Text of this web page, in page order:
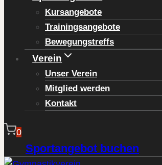
Kursangebote
Trainingsangebote
Bewegungstreffs
Verein
Unser Verein
Mitglied werden
Kontakt
0
Sportangebot buchen